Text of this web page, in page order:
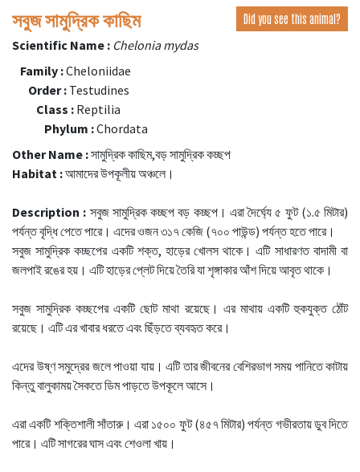
সবুজ সামুদ্রিক কাছিম Did you see this animal?
Scientific Name : Chelonia mydas
Family :Cheloniidae
Order : Testudines
Class : Reptilia
Phylum :Chordata
Other Name :সামুদ্রিক কাছিম,বড় সামুদ্রিক কচ্ছপ
Habitat :আমাদের উপকূলীয় অঞ্চলে।
Description : সবুজ সামুদ্রিক কচ্ছপ বড় কচ্ছপ। এরা দৈর্ঘ্যে ৫ ফুট (১.৫ মিটার)
পর্যন্ত বৃদ্ধি পেতে পারে। এদের ওজন ৩১৭ কেজি (৭০০ পাউন্ড) পর্যন্ত হতে পারে।
সবুজ সামুদ্রিক কচ্ছপের একটি শক্ত, হাড়ের খোলস থাকে। এটি সাধারণত বাদামী বা
জলপাই রঙের হয়। এটি হাড়ের প্লেট দিয়ে তৈরি যা শৃঙ্গাকার আঁশ দিয়ে আবৃত থাকে।
সবুজ সামুদ্রিক কচ্ছপের একটি ছোট মাথা রয়েছে। এর মাথায় একটি হুকযুক্ত ঠোঁট
রয়েছে। এটি এর খাবার ধরতে এবং ছিঁড়তে ব্যবহৃত করে।
এদের উষ্ণ সমুদ্রের জলে পাওয়া যায়। এটি তার জীবনের বেশিরভাগ সময় পানিতে কাটায়
কিন্তু বালুকাময় সৈকতে ডিম পাড়তে উপকূলে আসে।
এরা একটি শক্তিশালী সাঁতারু। এরা ১৫০০ ফুট (৪৫৭ মিটার) পর্যন্ত গভীরতায় ডুব দিতে
পারে। এটি সাগরের ঘাস এবং শেওলা খায়।